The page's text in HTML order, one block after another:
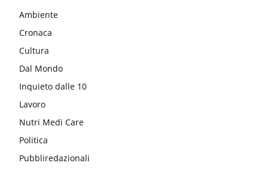
Ambiente
Cronaca
Cultura
Dal Mondo
Inquieto dalle 10
Lavoro
Nutri Medi Care
Politica
Pubbliredazionali